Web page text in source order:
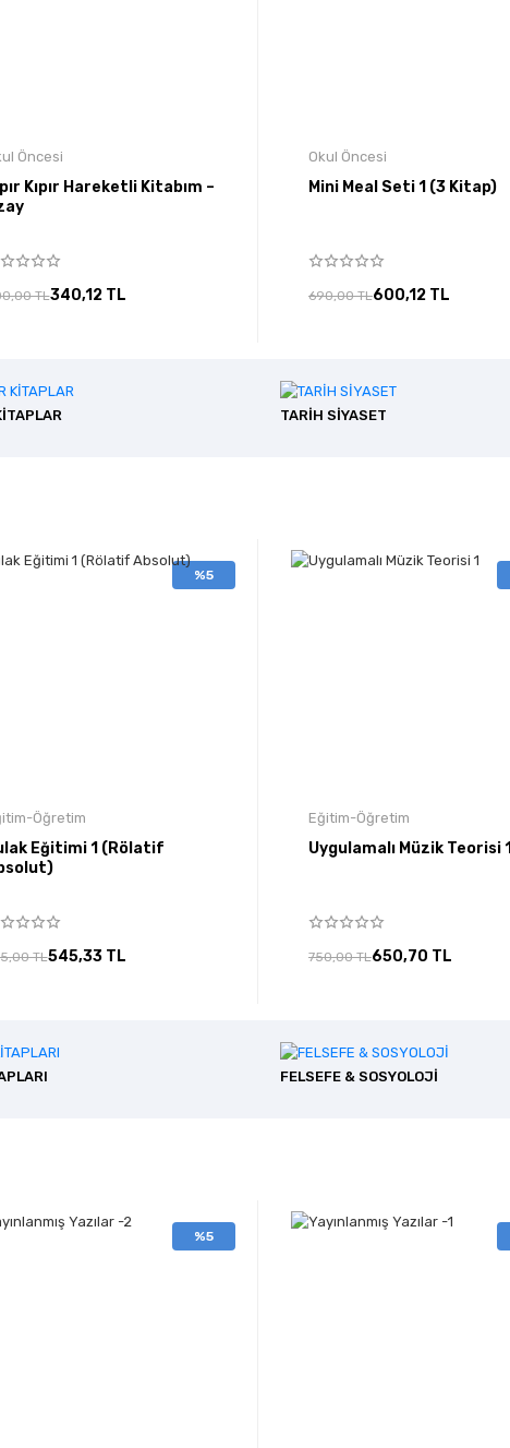
Öncesi
Kıpır Hareketli Kitabım –
TL340,12 TL
Okul Öncesi
Mini Meal Seti 1 (3 Kitap)
690,00 TL600,12 TL
TARİH SİYASET
%5
Öğretim
Eğitimi 1 (Rölatif
TL545,33 TL
Eğitim-Öğretim
Uygulamalı Müzik Teorisi 1
750,00 TL650,70 TL
FELSEFE & SOSYOLOJİ
%5